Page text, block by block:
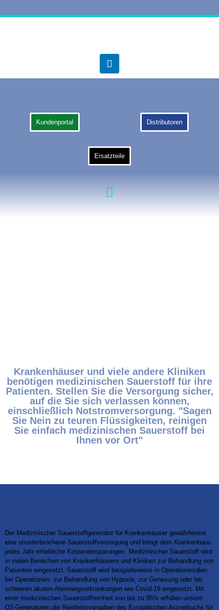
Kundenportal Distributoren
Ersatzteile
Krankenhäuser und viele andere Kliniken
benötigen medizinischen Sauerstoff für ihre
Patienten. Stellen Sie die Versorgung sicher,
auf die Sie sich verlassen können,
einschließlich Notstromversorgung. "Sagen
Sie Nein zu teuren Flüssigkeiten, reinigen
Sie einfach medizinischen Sauerstoff bei
Ihnen vor Ort"
Der Medizinischer Sauerstoffgenerator für Krankenhäuser gewährleistet
eine ununterbrochene Sauerstoffversorgung und bringt dem Krankenhaus
jedes Jahr erhebliche Kosteneinsparungen. Medizinischer Sauerstoff wird
in vielen Bereichen von Krankenhäusern und Kliniken zur Behandlung von
Patienten eingesetzt. Sauerstoff wird beispielsweise in Operationssälen
bei Operationen, zur Behandlung von Hypoxie, zur Genesung oder bei
schweren akuten Atemwegserkrankungen wie Covid-19 eingesetzt. Mit
einer medizinischen Sauerstoffreinheit von bis zu 95% erfüllen unsere
O2-Generatoren die Reinheitsvorgaben des Europäischen Arzneibuchs für